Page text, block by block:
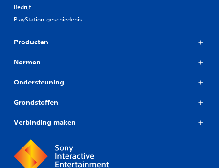
Bedrijf
PlayStation-geschiedenis
Producten
Normen
Ondersteuning
Grondstoffen
Verbinding maken